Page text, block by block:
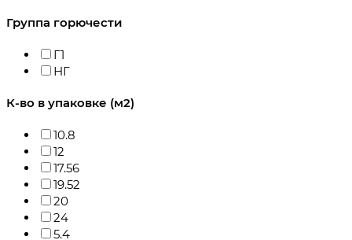
Группа горючести
Г1
НГ
К-во в упаковке (м2)
10.8
12
17.56
19.52
20
24
5.4